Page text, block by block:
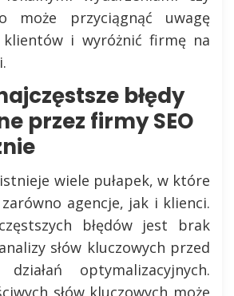
może przyciągnąć uwagę
klientów i wyróżnić firmę na
błędy
przez firmy SEO
wiele pułapek, w które
agencje, jak i klienci.
błędów jest brak
słów kluczowych przed
działań optymalizacyjnych.
słów kluczowych może